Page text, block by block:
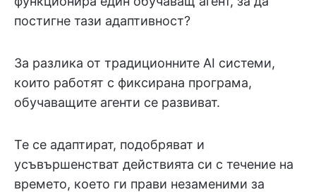
постигне тази адаптивност?
За разлика от традиционните AI системи,
които работят с фиксирана програма,
обучаващите агенти се развиват.
Те се адаптират, подобряват и
усъвършенстват действията си с течение на
времето, което ги прави незаменими за